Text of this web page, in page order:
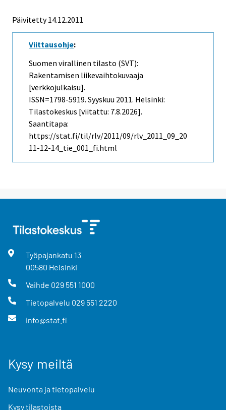
Päivitetty 14.12.2011
Viittausohje:
Suomen virallinen tilasto (SVT):
Rakentamisen liikevaihtokuvaaja
[verkkojulkaisu].
ISSN=1798-5919. Syyskuu 2011. Helsinki:
Tilastokeskus [viitattu: 7.8.2026].
Saantitapa:
https://stat.fi/til/rlv/2011/09/rlv_2011_09_20
11-12-14_tie_001_fi.html
Työpajankatu 13
00580 Helsinki
Vaihde 029 551 1000
Tietopalvelu 029 551 2220
info@stat.fi
Kysy meiltä
Neuvonta ja tietopalvelu
Kysy tilastoista